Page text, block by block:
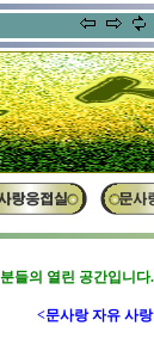
들의 열린 공간입니
<문사랑 자유 사